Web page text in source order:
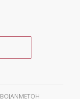
BOJANMETOH